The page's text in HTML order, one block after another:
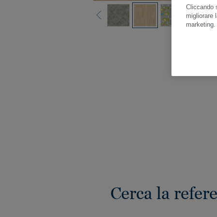
Cerca la
Cliccando
migliorare
marketing.